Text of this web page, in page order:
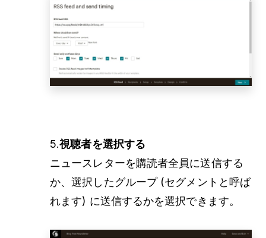
5.視聴者を選択する
ニュースレターを購読者全員に送信する
か、選択したグループ (セグメントと呼ば
れます) に送信するかを選択できます。